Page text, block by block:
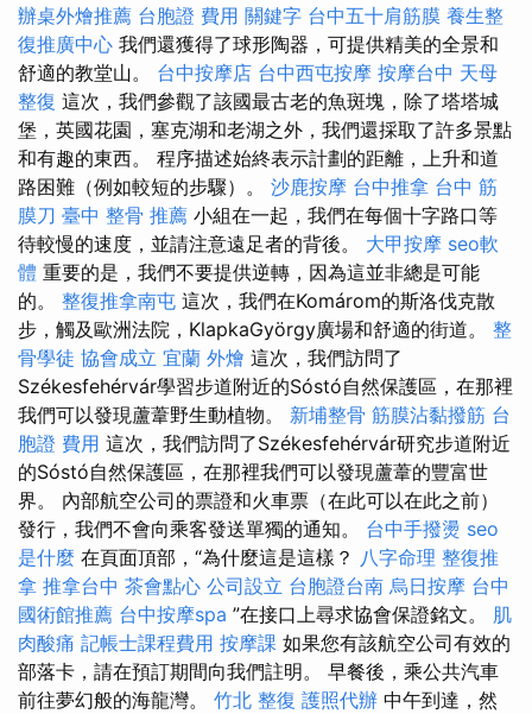
辦桌外燴推薦 台胞證 費用 關鍵字 台中五十肩筋膜 養生整
復推廣中心 我們還獲得了球形陶器，可提供精美的全景和
舒適的教堂山。 台中按摩店 台中西屯按摩 按摩台中 天母
整復 這次，我們參觀了該國最古老的魚斑塊，除了塔塔城
堡，英國花園，塞克湖和老湖之外，我們還採取了許多景點
和有趣的東西。 程序描述始終表示計劃的距離，上升和道
路困難（例如較短的步驟）。 沙鹿按摩 台中推拿 台中 筋
膜刀 臺中 整骨 推薦 小組在一起，我們在每個十字路口等
待較慢的速度，並請注意遠足者的背後。 大甲按摩 seo軟
體 重要的是，我們不要提供逆轉，因為這並非總是可能
的。 整復推拿南屯 這次，我們在Komárom的斯洛伐克散
步，觸及歐洲法院，KlapkaGyörgy廣場和舒適的街道。 整
骨學徒 協會成立 宜蘭 外燴 這次，我們訪問了
Székesfehérvár學習步道附近的Sóstó自然保護區，在那裡
我們可以發現蘆葦野生動植物。 新埔整骨 筋膜沾黏撥筋 台
胞證 費用 這次，我們訪問了Székesfehérvár研究步道附近
的Sóstó自然保護區，在那裡我們可以發現蘆葦的豐富世
界。 內部航空公司的票證和火車票（在此可以在此之前）
發行，我們不會向乘客發送單獨的通知。 台中手撥燙 seo
是什麼 在頁面頂部，“為什麼這是這樣？ 八字命理 整復推
拿 推拿台中 茶會點心 公司設立 台胞證台南 烏日按摩 台中
國術館推薦 台中按摩spa ”在接口上尋求協會保證銘文。 肌
肉酸痛 記帳士課程費用 按摩課 如果您有該航空公司有效的
部落卡，請在預訂期間向我們註明。 早餐後，乘公共汽車
前往夢幻般的海龍灣。 竹北 整復 護照代辦 中午到達，然